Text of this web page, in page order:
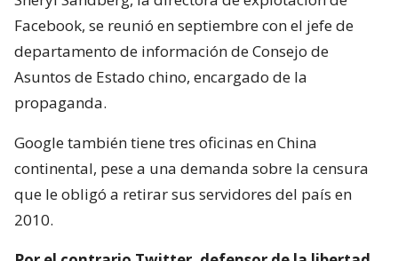
Facebook, se reunió en septiembre con el jefe de
departamento de información de Consejo de
Asuntos de Estado chino, encargado de la
propaganda.
Google también tiene tres oficinas en China
continental, pese a una demanda sobre la censura
que le obligó a retirar sus servidores del país en
2010.